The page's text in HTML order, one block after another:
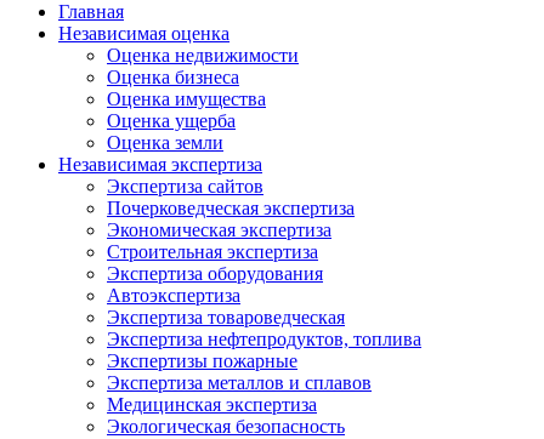
Главная
Независимая оценка
Оценка недвижимости
Оценка бизнеса
Оценка имущества
Оценка ущерба
Оценка земли
Независимая экспертиза
Экспертиза сайтов
Почерковедческая экспертиза
Экономическая экспертиза
Строительная экспертиза
Экспертиза оборудования
Автоэкспертиза
Экспертиза товароведческая
Экспертиза нефтепродуктов, топлива
Экспертизы пожарные
Экспертиза металлов и сплавов
Медицинская экспертиза
Экологическая безопасность